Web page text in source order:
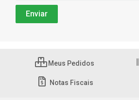
Meus Pedidos
Notas Fiscais